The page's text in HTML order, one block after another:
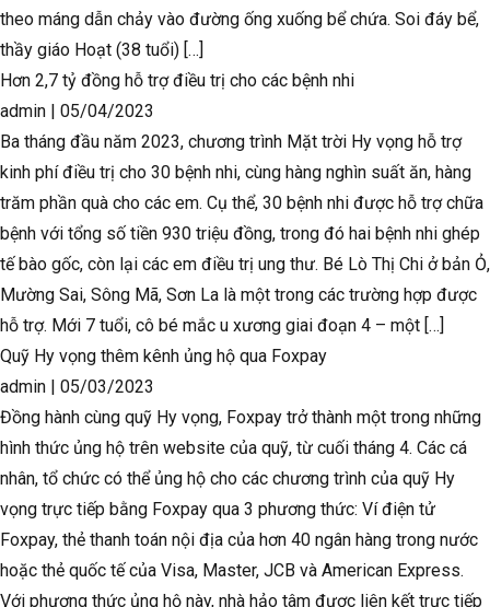
theo máng dẫn chảy vào đường ống xuống bể chứa. Soi đáy bể,
thầy giáo Hoạt (38 tuổi) […]
Hơn 2,7 tỷ đồng hỗ trợ điều trị cho các bệnh nhi
admin | 05/04/2023
Ba tháng đầu năm 2023, chương trình Mặt trời Hy vọng hỗ trợ
kinh phí điều trị cho 30 bệnh nhi, cùng hàng nghìn suất ăn, hàng
trăm phần quà cho các em. Cụ thể, 30 bệnh nhi được hỗ trợ chữa
bệnh với tổng số tiền 930 triệu đồng, trong đó hai bệnh nhi ghép
tế bào gốc, còn lại các em điều trị ung thư. Bé Lò Thị Chi ở bản Ỏ,
Mường Sai, Sông Mã, Sơn La là một trong các trường hợp được
hỗ trợ. Mới 7 tuổi, cô bé mắc u xương giai đoạn 4 – một […]
Quỹ Hy vọng thêm kênh ủng hộ qua Foxpay
admin | 05/03/2023
Đồng hành cùng quỹ Hy vọng, Foxpay trở thành một trong những
hình thức ủng hộ trên website của quỹ, từ cuối tháng 4. Các cá
nhân, tổ chức có thể ủng hộ cho các chương trình của quỹ Hy
vọng trực tiếp bằng Foxpay qua 3 phương thức: Ví điện tử
Foxpay, thẻ thanh toán nội địa của hơn 40 ngân hàng trong nước
hoặc thẻ quốc tế của Visa, Master, JCB và American Express.
Với phương thức ủng hộ này, nhà hảo tâm được liên kết trực tiếp